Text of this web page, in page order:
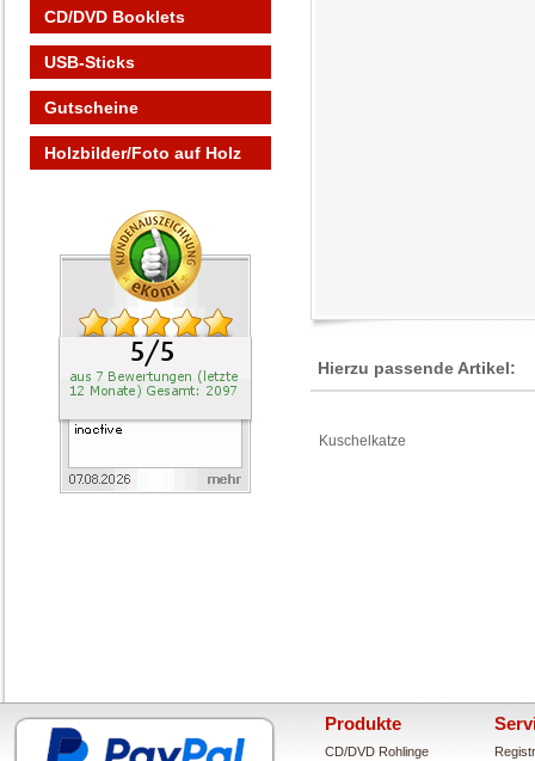
CD/DVD Booklets
USB-Sticks
Gutscheine
Holzbilder/Foto auf Holz
Hierzu passende Artikel:
Kuschelkatze
Produkte
CD/DVD Rohlinge